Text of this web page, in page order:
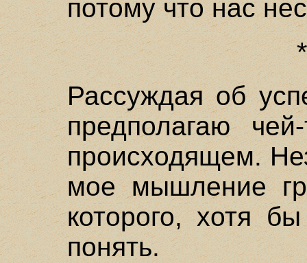
потому что нас
Рассуждая об
предполагаю
происходящем.
мое мышление
которого, хотя
понять.